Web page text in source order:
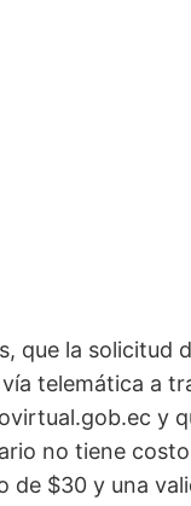
que la solicitud
telemática a
y
no tiene
de $30 y una